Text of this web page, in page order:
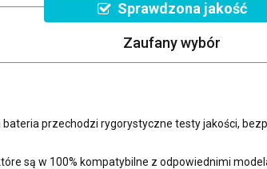
Sprawdzona jakość
Zaufany wybór
przechodzi rygorystyczne testy jakości,
są w 100% kompatybilne z odpowiednimi